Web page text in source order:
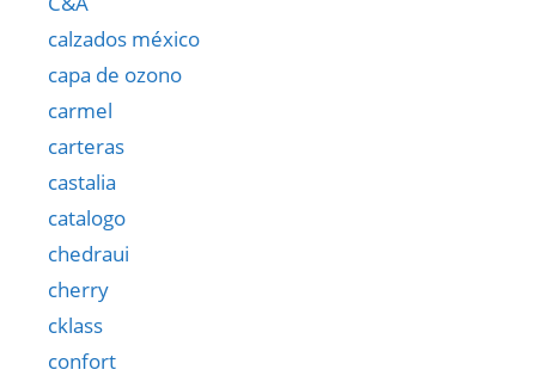
calzados méxico
capa de ozono
carmel
carteras
castalia
catalogo
chedraui
cherry
cklass
confort